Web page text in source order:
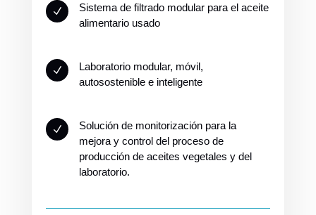
N
Sistema de filtrado modular para el aceite
alimentario usado
N
Laboratorio modular, móvil,
autosostenible e inteligente
N
Solución de monitorización para la
mejora y control del proceso de
producción de aceites vegetales y del
laboratorio.